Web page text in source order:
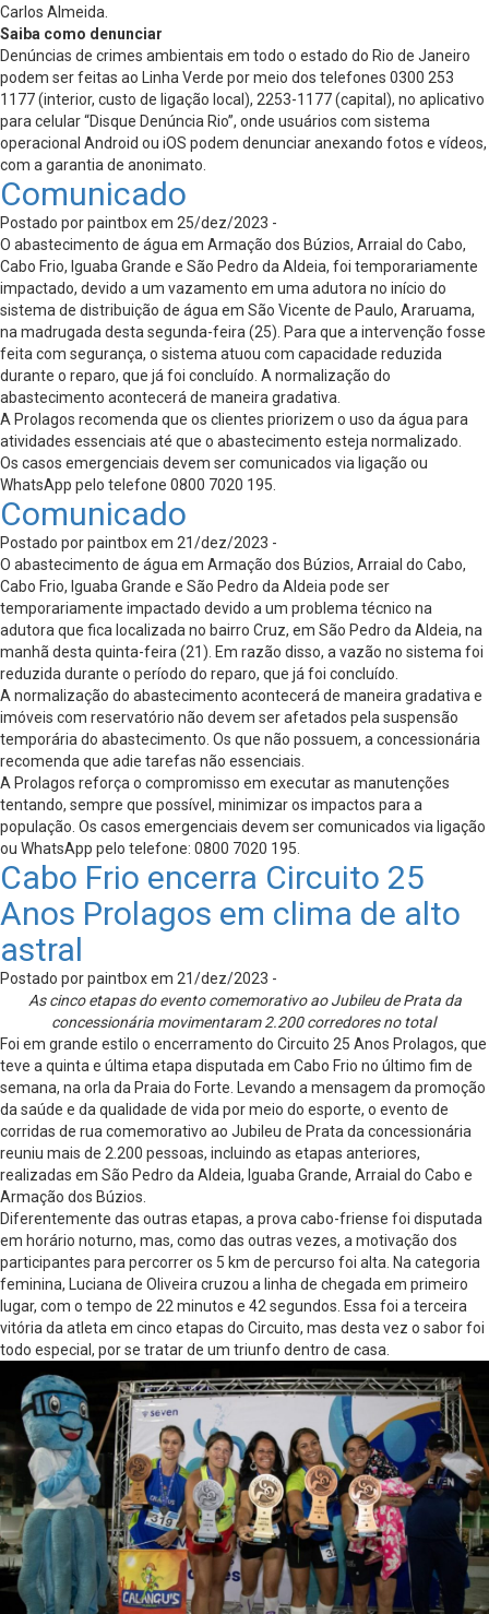
Carlos Almeida.
Saiba como denunciar
Denúncias de crimes ambientais em todo o estado do Rio de Janeiro
podem ser feitas ao Linha Verde por meio dos telefones 0300 253
1177 (interior, custo de ligação local), 2253-1177 (capital), no aplicativo
para celular “Disque Denúncia Rio”, onde usuários com sistema
operacional Android ou iOS podem denunciar anexando fotos e vídeos,
com a garantia de anonimato.
Comunicado
Postado por paintbox em 25/dez/2023 -
O abastecimento de água em Armação dos Búzios, Arraial do Cabo,
Cabo Frio, Iguaba Grande e São Pedro da Aldeia, foi temporariamente
impactado, devido a um vazamento em uma adutora no início do
sistema de distribuição de água em São Vicente de Paulo, Araruama,
na madrugada desta segunda-feira (25). Para que a intervenção fosse
feita com segurança, o sistema atuou com capacidade reduzida
durante o reparo, que já foi concluído. A normalização do
abastecimento acontecerá de maneira gradativa.
A Prolagos recomenda que os clientes priorizem o uso da água para
atividades essenciais até que o abastecimento esteja normalizado.
Os casos emergenciais devem ser comunicados via ligação ou
WhatsApp pelo telefone 0800 7020 195.
Comunicado
Postado por paintbox em 21/dez/2023 -
O abastecimento de água em Armação dos Búzios, Arraial do Cabo,
Cabo Frio, Iguaba Grande e São Pedro da Aldeia pode ser
temporariamente impactado devido a um problema técnico na
adutora que fica localizada no bairro Cruz, em São Pedro da Aldeia, na
manhã desta quinta-feira (21). Em razão disso, a vazão no sistema foi
reduzida durante o período do reparo, que já foi concluído.
A normalização do abastecimento acontecerá de maneira gradativa e
imóveis com reservatório não devem ser afetados pela suspensão
temporária do abastecimento. Os que não possuem, a concessionária
recomenda que adie tarefas não essenciais.
A Prolagos reforça o compromisso em executar as manutenções
tentando, sempre que possível, minimizar os impactos para a
população. Os casos emergenciais devem ser comunicados via ligação
ou WhatsApp pelo telefone: 0800 7020 195.
Cabo Frio encerra Circuito 25
Anos Prolagos em clima de alto
astral
Postado por paintbox em 21/dez/2023 -
As cinco etapas do evento comemorativo ao Jubileu de Prata da
concessionária movimentaram 2.200 corredores no total
Foi em grande estilo o encerramento do Circuito 25 Anos Prolagos, que
teve a quinta e última etapa disputada em Cabo Frio no último fim de
semana, na orla da Praia do Forte. Levando a mensagem da promoção
da saúde e da qualidade de vida por meio do esporte, o evento de
corridas de rua comemorativo ao Jubileu de Prata da concessionária
reuniu mais de 2.200 pessoas, incluindo as etapas anteriores,
realizadas em São Pedro da Aldeia, Iguaba Grande, Arraial do Cabo e
Armação dos Búzios.
Diferentemente das outras etapas, a prova cabo-friense foi disputada
em horário noturno, mas, como das outras vezes, a motivação dos
participantes para percorrer os 5 km de percurso foi alta. Na categoria
feminina, Luciana de Oliveira cruzou a linha de chegada em primeiro
lugar, com o tempo de 22 minutos e 42 segundos. Essa foi a terceira
vitória da atleta em cinco etapas do Circuito, mas desta vez o sabor foi
todo especial, por se tratar de um triunfo dentro de casa.